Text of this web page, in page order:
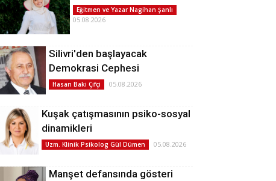
Eğitmen ve Yazar Nagihan Şanlı
05.08.2026
Silivri'den başlayacak
Demokrasi Cephesi
Hasan Baki Çifçi 05.08.2026
Kuşak çatışmasının psiko-sosyal
dinamikleri
Uzm. Klinik Psikolog Gül Dümen 05.08.2026
Manşet defansında gösteri